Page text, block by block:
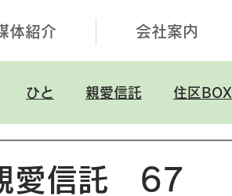
体紹介 会社案内
ひと 親愛信託 住区BOX
愛信託 67